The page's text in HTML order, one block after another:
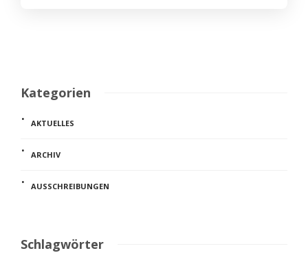
Kategorien
AKTUELLES
ARCHIV
AUSSCHREIBUNGEN
Schlagwörter